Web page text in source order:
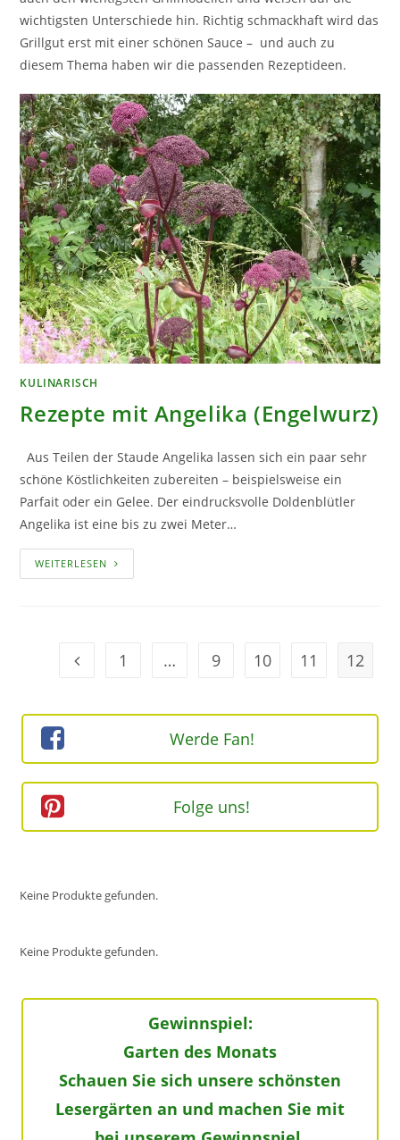
wichtigsten Unterschiede hin. Richtig schmackhaft wird das
Grillgut erst mit einer schönen Sauce – und auch zu
diesem Thema haben wir die passenden Rezeptideen.
KULINARISCH
Rezepte mit Angelika (Engelwurz)
Aus Teilen der Staude Angelika lassen sich ein paar sehr
schöne Köstlichkeiten zubereiten – beispielsweise ein
Parfait oder ein Gelee. Der eindrucksvolle Doldenblütler
Angelika ist eine bis zu zwei Meter…
WEITERLESEN REZEPTE
MIT
Geh zur Option
1 … 9 10 11 12
Werde Fan!
Folge uns!
Keine Produkte gefunden.
Keine Produkte gefunden.
Gewinnspiel:
Garten des Monats
Schauen Sie sich unsere schönsten
Lesergärten an und machen Sie mit